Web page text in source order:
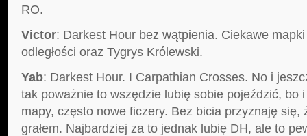
RO.
Victor: Darkest Hour bez wątpienia. Ciekawe
odległości oraz Tygrys Królewski.
Yab: Darkest Hour. I Carpathian Crosses. No i
tak poważnie to wszędzie lubię sobie pojeździć, bo
mapy, często nowe ficzery. Bez bicia przyznaję się,
grałem. Najbardziej za to jednak lubię DH, ale to